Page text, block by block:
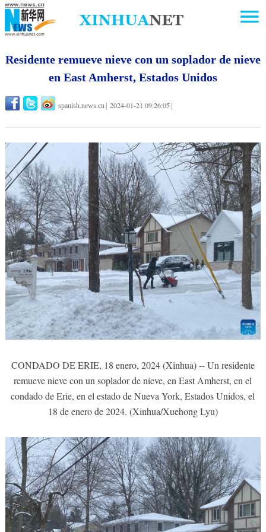
Residente remueve nieve con un soplador de nieve
en East Amherst, Estados Unidos
spanish.news.cn 2024-01-21 09:26:05
CONDADO DE ERIE, 18 enero, 2024 (Xinhua) -- Un residente
remueve nieve con un soplador de nieve, en East Amherst, en el
condado de Erie, en el estado de Nueva York, Estados Unidos, el
18 de enero de 2024. (Xinhua/Xuehong Lyu)